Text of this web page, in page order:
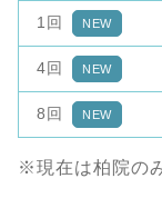
1回 NEW
4回 NEW
8回 NEW
※現在は柏院の